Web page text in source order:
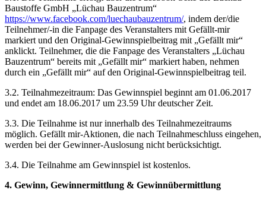
Baustoffe GmbH „Lüchau Bauzentrum“
https://www.facebook.com/luechaubauzentrum/, indem der/die
Teilnehmer/-in die Fanpage des Veranstalters mit Gefällt-mir
markiert und den Original-Gewinnspielbeitrag mit „Gefällt mir“
anklickt. Teilnehmer, die die Fanpage des Veranstalters „Lüchau
Bauzentrum“ bereits mit „Gefällt mir“ markiert haben, nehmen
durch ein „Gefällt mir“ auf den Original-Gewinnspielbeitrag teil.
3.2. Teilnahmezeitraum: Das Gewinnspiel beginnt am 01.06.2017
und endet am 18.06.2017 um 23.59 Uhr deutscher Zeit.
3.3. Die Teilnahme ist nur innerhalb des Teilnahmezeitraums
möglich. Gefällt mir-Aktionen, die nach Teilnahmeschluss eingehen,
werden bei der Gewinner-Auslosung nicht berücksichtigt.
3.4. Die Teilnahme am Gewinnspiel ist kostenlos.
4. Gewinn, Gewinnermittlung & Gewinnübermittlung